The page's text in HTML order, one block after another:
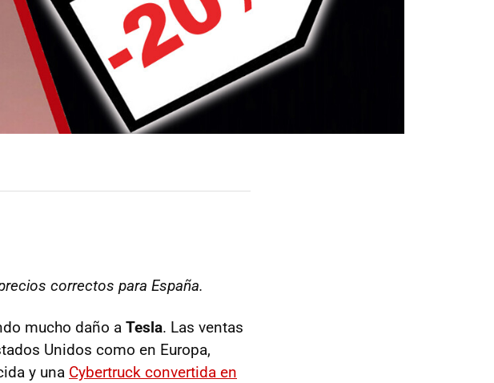
correctos para España.
mucho daño a Tesla. Las ventas
Unidos como en Europa,
y una Cybertruck convertida en